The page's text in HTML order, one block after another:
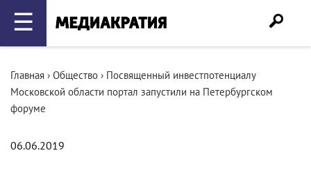
☰
Главная › Общество › Посвященный инвестпотенциалу
Московской области портал запустили на Петербургском
форуме
06.06.2019